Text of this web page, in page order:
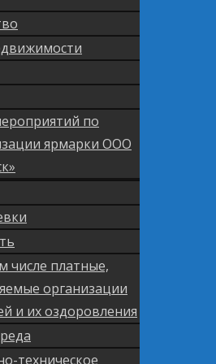
по
ярмарки ООО
числе платные,
организации
и их оздоровления
техническое